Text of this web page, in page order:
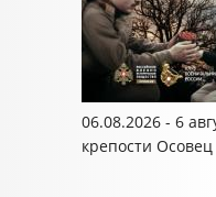
06.08.2026 - 6
крепости Осовец